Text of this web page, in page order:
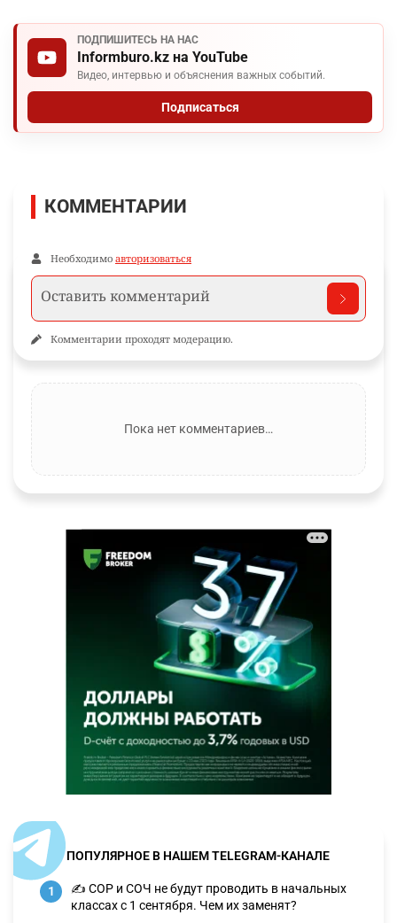
ПОДПИШИТЕСЬ НА НАС
Informburo.kz на YouTube
Видео, интервью и объяснения важных событий.
Подписаться
КОММЕНТАРИИ
Необходимо авторизоваться
Комментарии проходят модерацию.
Пока нет комментариев…
ПОПУЛЯРНОЕ В НАШЕМ TELEGRAM-КАНАЛЕ
1
✍️ СОР и СОЧ не будут проводить в начальных
классах с 1 сентября. Чем их заменят?